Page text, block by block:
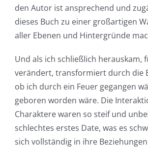
den Autor ist ansprechend und
dieses Buch zu einer großartigen
aller Ebenen und Hintergründe
Und als ich schließlich herauskam,
verändert, transformiert durch die
ob ich durch ein Feuer gegangen
geboren worden wäre. Die
Charaktere waren so steif und
schlechtes erstes Date, was es
sich vollständig in ihre